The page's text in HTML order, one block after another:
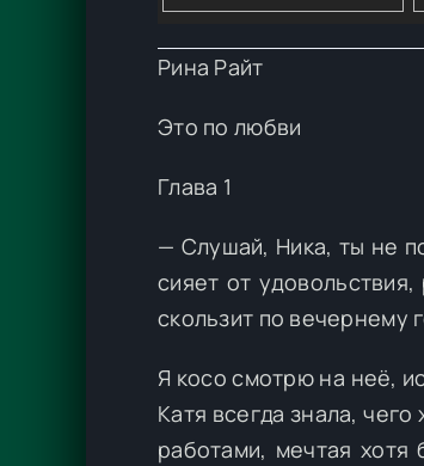
Рина Райт
Это по любви
Глава 1
— Слушай, Ника, ты не
сияет от
скользит по вечернему
Я косо смотрю на неё,
Катя всегда знала,
работами, мечтая хотя